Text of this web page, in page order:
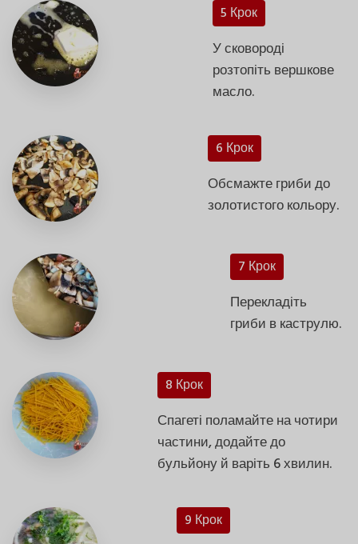
5 Крок
У сковороді
розтопіть вершкове
масло.
6 Крок
Обсмажте гриби до
золотистого кольору.
7 Крок
Перекладіть
гриби в каструлю.
8 Крок
Спагеті поламайте на чотири
частини, додайте до
бульйону й варіть 6 хвилин.
9 Крок